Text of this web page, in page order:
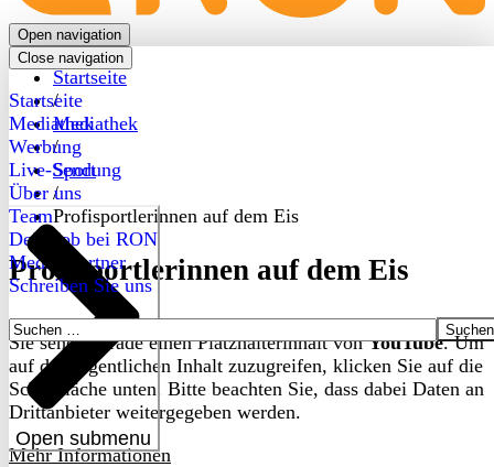
Open navigation
Close navigation
Startseite
Mediathek
Werbung
Live-Sendung
Über uns
Open submenu
Team
Dein Job bei RON
Medienpartner
Schreiben Sie uns
Suchen
nach:
Startseite
/
Mediathek
/
Sport
/
Profisportlerinnen auf dem Eis
Profisportlerinnen auf dem Eis
Sie sehen gerade einen Platzhalterinhalt vonYouTube. Um
auf den eigentlichen Inhalt zuzugreifen, klicken Sie auf die
Schaltfläche unten. Bitte beachten Sie, dass dabei Daten an
Drittanbieter weitergegeben werden.
Mehr Informationen